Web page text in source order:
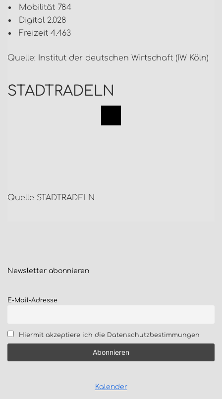
Mobilität 784
Digital 2.028
Freizeit 4.463
Quelle: Institut der deutschen Wirtschaft (IW Köln)
STADTRADELN
Quelle STADTRADELN
Newsletter abonnieren
E-Mail-Adresse
Hiermit akzeptiere ich die Datenschutzbestimmungen
Kalender